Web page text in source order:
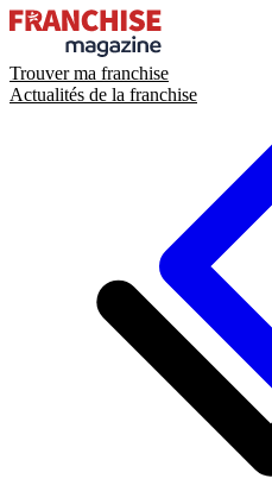
Trouver ma franchise
Actualités de la franchise